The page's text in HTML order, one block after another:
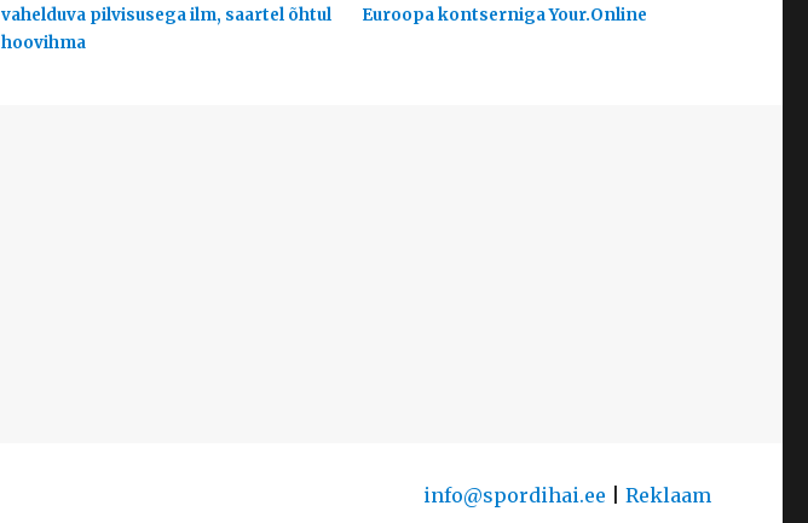
vahelduva pilvisusega ilm, saartel õhtul
hoovihma
Euroopa kontserniga Your.Online
info@spordihai.ee Reklaam